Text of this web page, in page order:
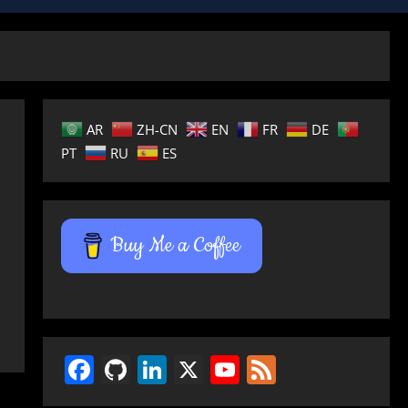
AR ZH-CN EN FR
DE
PT
RU ES
Buy Me a Coffee
Facebook
GitHub
LinkedIn
X YouTube
Feed